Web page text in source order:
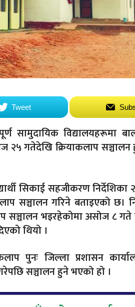
Tweet
सामुदायिक विद्यालयहरूमा
२५ गतेदेखि क्रियाकलाप सञ्चालन
सिकाई सहजीकरण
सञ्चालन गरिने बताइएको छ।
सञ्चालन भइरहेकोमा असोज ८ गते
थियो ।
पुनः जिल्ला प्रशासन
सञ्चालन हुने भएको हो ।